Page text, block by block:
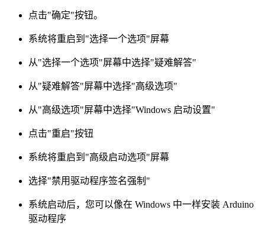
点击"确定"按钮。
系统将重启到"选择一个选项"屏幕
从"选择一个选项"屏幕中选择"疑难解答"
从"疑难解答"屏幕中选择"高级选项"
从"高级选项"屏幕中选择"Windows 启动设置"
点击"重启"按钮
系统将重启到"高级启动选项"屏幕
选择"禁用驱动程序签名强制"
系统启动后，您可以像在 Windows 中一样安装 Arduino
驱动程序